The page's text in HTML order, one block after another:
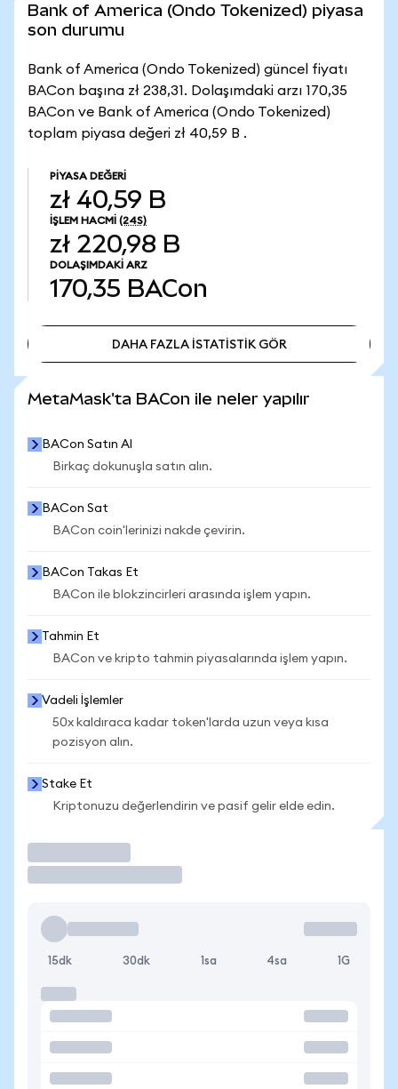
Bank of America (Ondo Tokenized) piyasa
son durumu
Bank of America (Ondo Tokenized) güncel fiyatı
BACon başına zł 238,31. Dolaşımdaki arzı 170,35
BACon ve Bank of America (Ondo Tokenized)
toplam piyasa değeri zł 40,59 B .
PIYASA DEĞERI
zł 40,59 B
İŞLEM HACMI (24S)
zł 220,98 B
DOLAŞIMDAKI ARZ
170,35 BACon
DAHA FAZLA İSTATİSTİK GÖR
MetaMask'ta BACon ile neler yapılır
BACon Satın Al
Birkaç dokunuşla satın alın.
BACon Sat
BACon coin'lerinizi nakde çevirin.
BACon Takas Et
BACon ile blokzincirleri arasında işlem yapın.
Tahmin Et
BACon ve kripto tahmin piyasalarında işlem yapın.
Vadeli İşlemler
50x kaldıraca kadar token'larda uzun veya kısa
pozisyon alın.
Stake Et
Kriptonuzu değerlendirin ve pasif gelir elde edin.
15dk 30dk 1sa 4sa 1G